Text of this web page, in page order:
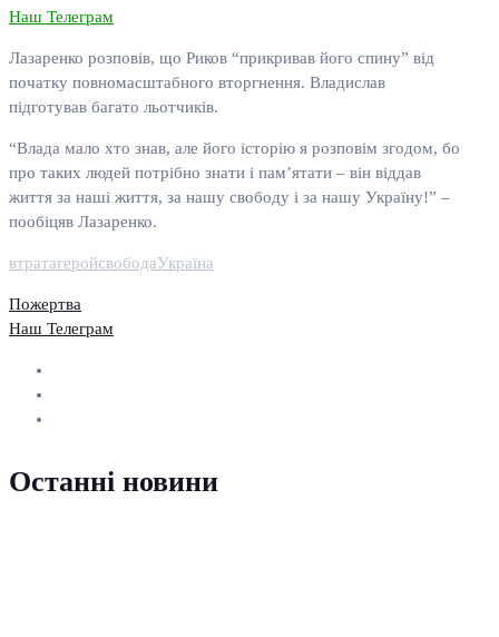
Наш Телеграм
Лазаренко розповів, що Риков “прикривав його спину” від
початку повномасштабного вторгнення. Владислав
підготував багато льотчиків.
“Влада мало хто знав, але його історію я розповім згодом, бо
про таких людей потрібно знати і пам’ятати – він віддав
життя за наші життя, за нашу свободу і за нашу Україну!” –
пообіцяв Лазаренко.
втратагеройсвободаУкраїна
Пожертва
Наш Телеграм
Останні новини